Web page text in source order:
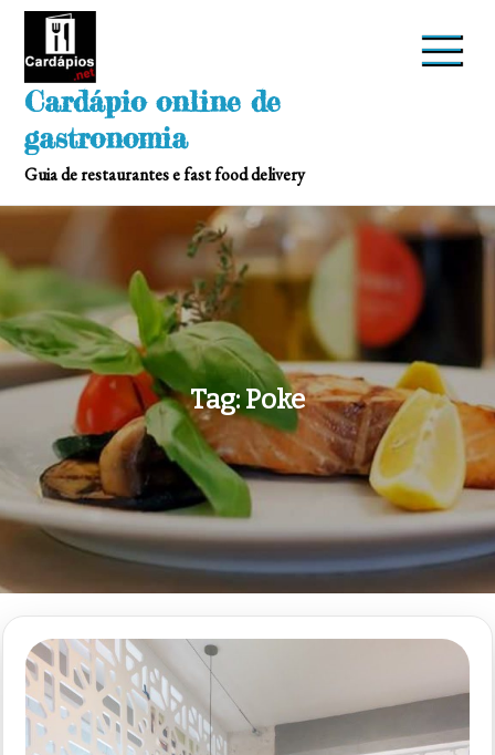
Skip
Cardápio online de
gastronomia
Guia de restaurantes e fast food delivery
Tag: Poke